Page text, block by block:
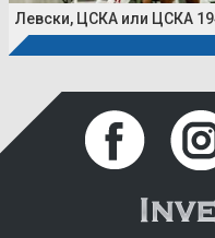
Левски, ЦСКА или ЦСКА